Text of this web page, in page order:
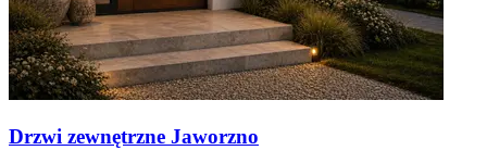
Drzwi zewnętrzne Jaworzno